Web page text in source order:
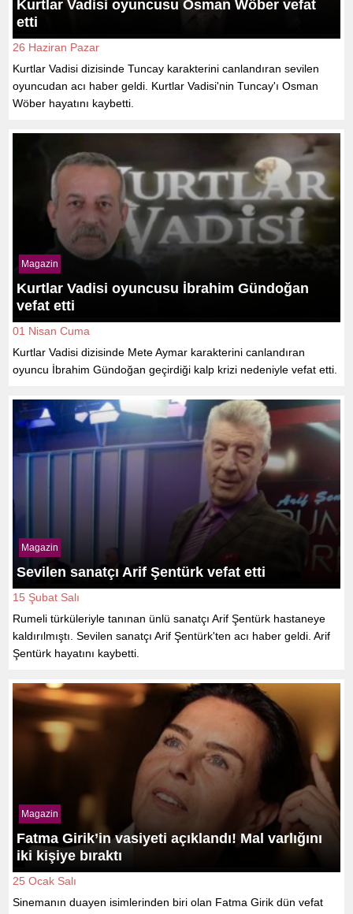
Kurtlar Vadisi oyuncusu Osman Wöber vefat
etti
26 Haziran Pazar
Kurtlar Vadisi dizisinde Tuncay karakterini canlandıran sevilen
oyuncudan acı haber geldi. Kurtlar Vadisi'nin Tuncay'ı Osman
Wöber hayatını kaybetti.
Magazin
Kurtlar Vadisi oyuncusu İbrahim Gündoğan
vefat etti
01 Nisan Cuma
Kurtlar Vadisi dizisinde Mete Aymar karakterini canlandıran
oyuncu İbrahim Gündoğan geçirdiği kalp krizi nedeniyle vefat etti.
Magazin
Sevilen sanatçı Arif Şentürk vefat etti
15 Şubat Salı
Rumeli türküleriyle tanınan ünlü sanatçı Arif Şentürk hastaneye
kaldırılmıştı. Sevilen sanatçı Arif Şentürk'ten acı haber geldi. Arif
Şentürk hayatını kaybetti.
Magazin
Fatma Girik’in vasiyeti açıklandı! Mal varlığını
iki kişiye bıraktı
25 Ocak Salı
Sinemanın duayen isimlerinden biri olan Fatma Girik dün vefat